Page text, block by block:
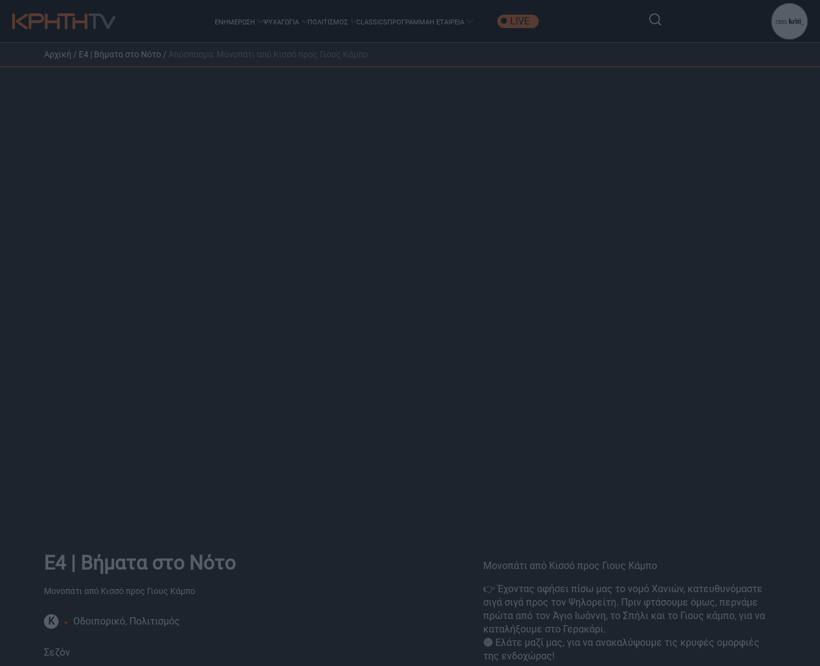
ΕΝΗΜΕΡΩΣΗ ΨΥΧΑΓΩΓΙΑ ΠΟΛΙΤΙΣΜΟΣ CLASSICSΠΡΟΓΡΑΜΜΑΗ ΕΤΑΙΡΕΙΑ LIVE
Αρχική / Ε4 | Βήματα στο Νότο / Απόσπασμα: Μονοπάτι από Κισσό προς Γιους Κάμπο
Ε4 | Βήματα στο Νότο
Μονοπάτι από Κισσό προς Γιους Κάμπο
K Οδοιπορικό, Πολιτισμός
Σεζόν
Μονοπάτι από Κισσό προς Γιους Κάμπο
👉 Έχοντας αφήσει πίσω μας το νομό Χανιών, κατευθυνόμαστε
σιγά σιγά προς τον Ψηλορείτη. Πριν φτάσουμε όμως, περνάμε
πρώτα από τον Άγιο Ιωάννη, το Σπήλι και το Γιους κάμπο, για να
καταλήξουμε στο Γερακάρι.
🟤 Ελάτε μαζί μας, για να ανακαλύψουμε τις κρυφές ομορφιές
της ενδοχώρας!